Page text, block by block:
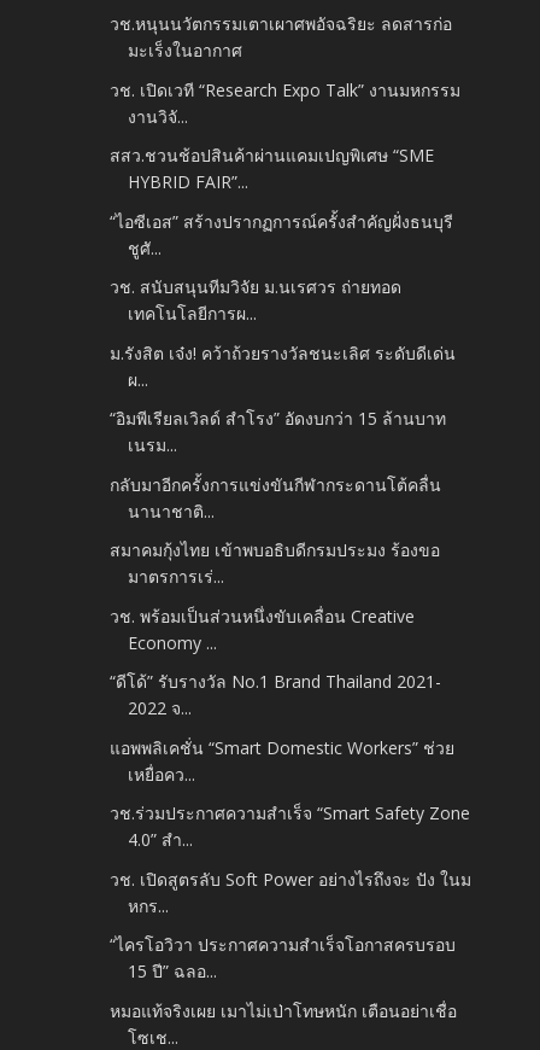
วช.หนุนนวัตกรรมเตาเผาศพอัจฉริยะ ลดสารก่อ
มะเร็งในอากาศ
วช. เปิดเวที “Research Expo Talk” งานมหกรรม
งานวิจั...
สสว.ชวนช้อปสินค้าผ่านแคมเปญพิเศษ “SME
HYBRID FAIR”...
“ไอซีเอส” สร้างปรากฏการณ์ครั้งสำคัญฝั่งธนบุรี
ชูศั...
วช. สนับสนุนทีมวิจัย ม.นเรศวร ถ่ายทอด
เทคโนโลยีการผ...
ม.รังสิต เจ๋ง! คว้าถ้วยรางวัลชนะเลิศ ระดับดีเด่น
ผ...
“อิมพีเรียลเวิลด์ สำโรง” อัดงบกว่า 15 ล้านบาท
เนรม...
กลับมาอีกครั้งการแข่งขันกีฬากระดานโต้คลื่น
นานาชาติ...
สมาคมกุ้งไทย เข้าพบอธิบดีกรมประมง ร้องขอ
มาตรการเร่...
วช. พร้อมเป็นส่วนหนึ่งขับเคลื่อน Creative
Economy ...
“ดีโด้” รับรางวัล No.1 Brand Thailand 2021-
2022 จ...
แอพพลิเคชั่น “Smart Domestic Workers” ช่วย
เหยื่อคว...
วช.ร่วมประกาศความสำเร็จ “Smart Safety Zone
4.0” สำ...
วช. เปิดสูตรลับ Soft Power อย่างไรถึงจะ ปัง ในม
หกร...
“ไครโอวิวา ประกาศความสำเร็จโอกาสครบรอบ
15 ปี” ฉลอ...
หมอแท้จริงเผย เมาไม่เป่าโทษหนัก เตือนอย่าเชื่อ
โซเช...